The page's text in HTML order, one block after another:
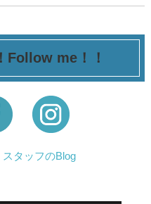
Follow me！！
タッフのBlog